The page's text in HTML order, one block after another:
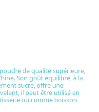
de qualité supérieure,
Son goût équilibré, à la
sucré, offre une
il peut être utilisé en
ou comme boisson